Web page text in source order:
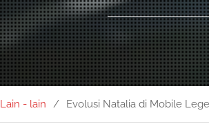
Lain - lain Evolusi Natalia di Mobile